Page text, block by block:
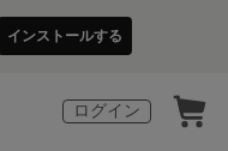
インストールする
ログイン